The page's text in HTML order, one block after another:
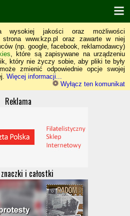
wysokiej jakości oraz możliwości
strona www.kzp.pl oraz zawarte w niej
(np. google, facebook, reklamodawcy)
, które są zapisywane na urządzeniu
który nie życzy sobie, aby pliki te były
zmienić odpowiednie opcje swojej
Więcej informacji...
Wyłącz ten komunikat
Reklama
i całostki